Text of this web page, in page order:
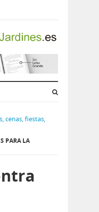
PARA LA